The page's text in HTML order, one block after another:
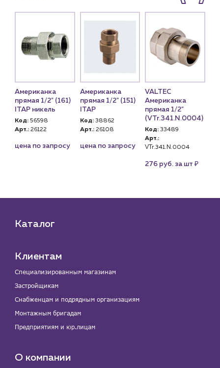
Американка
прямая 1/2" (161)
ITAP никель
Код: 56598
Арт.: 26122
цена по запросу
Американка
прямая 1/2" (151)
ITAP
Код: 38862
Арт.: 26108
цена по запросу
VALTEC
Американка
прямая 1/2"
(VTr.341.N.0004)
Код: 33489
Арт.:
VTr.341.N.0004
276 руб. за шт₽
Каталог
Клиентам
Специализированным магазинам
Застройщикам
Снабженцам и подрядным организациям
Монтажным бригадам
Предприятиям и юр.лицам
О компании